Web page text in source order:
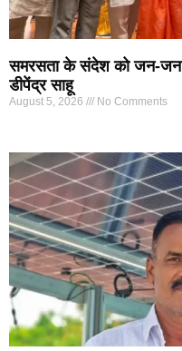
समरसता के संदेश को जन-जन
डीपेंद्र साहू
August 5, 2026 No Comments